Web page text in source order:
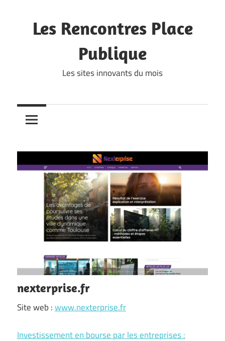
contentLes Rencontres Place
Publique
Les sites innovants du mois
nexterprise.fr
Site web :www.nexterprise.fr
Investissement en bourse par les entreprises :